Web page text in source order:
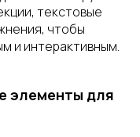
текстовые
чтобы
и интерактивным.
элементы для